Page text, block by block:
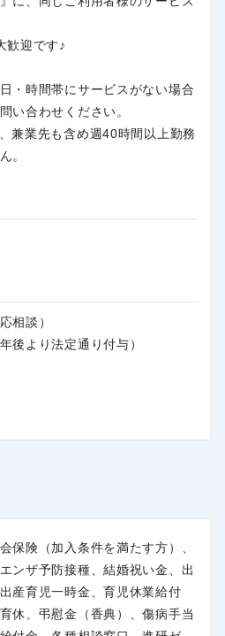
歓迎です♪
・時間帯にサービスがない場合
い合わせください。
兼業先も含め週40時間以上勤務
。
相談）
後より法定通り付与）
保険（加入条件を満たす方）、
ンザ予防接種、結婚祝い金、出
産育児一時金、育児休業給付
休、弔慰金（香典）、傷病手当